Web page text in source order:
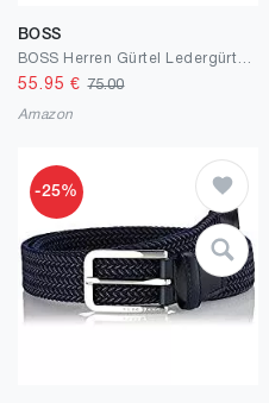
BOSS
55.95 €75.00
Amazon
-25%